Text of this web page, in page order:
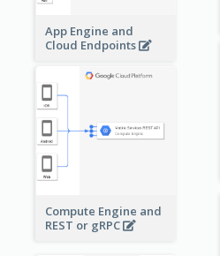
App Engine and
Cloud Endpoints
Compute Engine and
REST or gRPC